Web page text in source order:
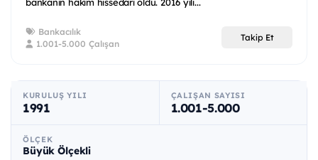
Bankacılık
1.001-5.000 Çalışan
Takip Et
KURULUŞ YILI
1991
ÇALIŞAN SAYISI
1.001-5.000
ÖLÇEK
Büyük Ölçekli